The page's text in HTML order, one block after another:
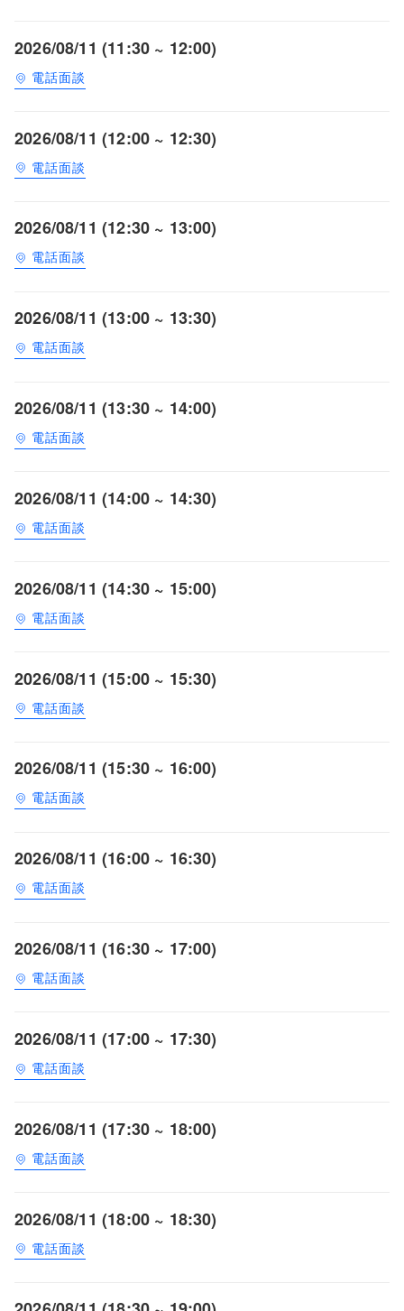
2026/08/11 (11:30 ~ 12:00)
電話面談
2026/08/11 (12:00 ~ 12:30)
電話面談
2026/08/11 (12:30 ~ 13:00)
電話面談
2026/08/11 (13:00 ~ 13:30)
電話面談
2026/08/11 (13:30 ~ 14:00)
電話面談
2026/08/11 (14:00 ~ 14:30)
電話面談
2026/08/11 (14:30 ~ 15:00)
電話面談
2026/08/11 (15:00 ~ 15:30)
電話面談
2026/08/11 (15:30 ~ 16:00)
電話面談
2026/08/11 (16:00 ~ 16:30)
電話面談
2026/08/11 (16:30 ~ 17:00)
電話面談
2026/08/11 (17:00 ~ 17:30)
電話面談
2026/08/11 (17:30 ~ 18:00)
電話面談
2026/08/11 (18:00 ~ 18:30)
電話面談